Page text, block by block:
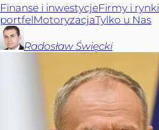
Finanse i inwestycjeFirmy i rynki
portfelMotoryzacjaTylko u Nas
Radosław Święcki